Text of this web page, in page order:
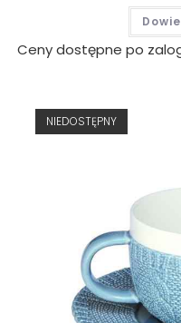
Ceny dostępne po
NIEDOSTĘPNY